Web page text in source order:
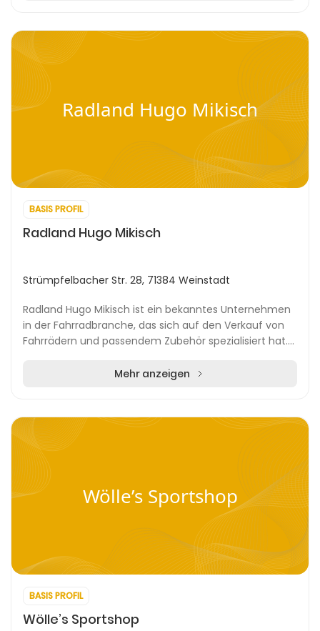
Radland Hugo Mikisch
BASIS PROFIL
Radland Hugo Mikisch
Strümpfelbacher Str. 28, 71384 Weinstadt
Radland Hugo Mikisch ist ein bekanntes Unternehmen
in der Fahrradbranche, das sich auf den Verkauf von
Fahrrädern und passendem Zubehör spezialisiert hat.
Mehr anzeigen
Wölle’s Sportshop
BASIS PROFIL
Wölle’s Sportshop